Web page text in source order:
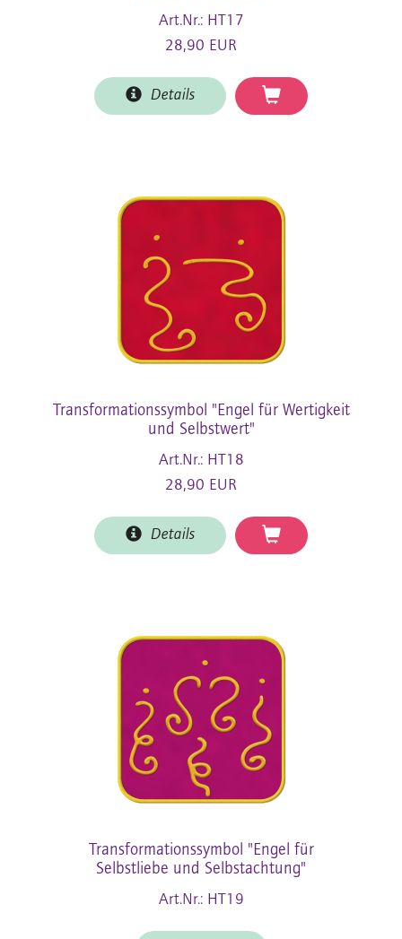
Art.Nr.: HT17
28,90 EUR
Details
Transformationssymbol "Engel für Wertigkeit
und Selbstwert"
Art.Nr.: HT18
28,90 EUR
Details
Transformationssymbol "Engel für
Selbstliebe und Selbstachtung"
Art.Nr.: HT19